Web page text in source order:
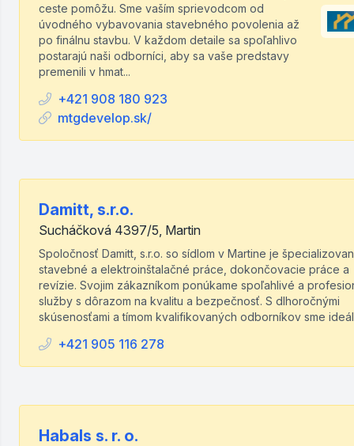
ceste pomôžu. Sme vaším sprievodcom od
úvodného vybavovania stavebného povolenia až
po finálnu stavbu. V každom detaile sa spoľahlivo
postarajú naši odborníci, aby sa vaše predstavy
premenili v hmat...
+421 908 180 923
mtgdevelop.sk/
Damitt, s.r.o.
Sucháčková 4397/5, Martin
Spoločnosť Damitt, s.r.o. so sídlom v Martine je
stavebné a elektroinštalačné práce, dokončovacie práce a
revízie. Svojim zákazníkom ponúkame spoľahlivé a
služby s dôrazom na kvalitu a bezpečnosť. S dlhoročnými
skúsenosťami a tímom kvalifikovaných odborníkov sme
+421 905 116 278
Habals s. r. o.